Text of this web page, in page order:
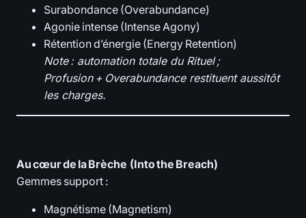
Surabondance (Overabundance)
Agonie intense (Intense Agony)
Rétention d’énergie (Energy Retention)
Note : automation totale du Rituel ;
Profusion + Overabundance restituent aussitôt
les charges.
Au cœur de la Brèche (Into the Breach)
Gemmes support :
Magnétisme (Magnetism)